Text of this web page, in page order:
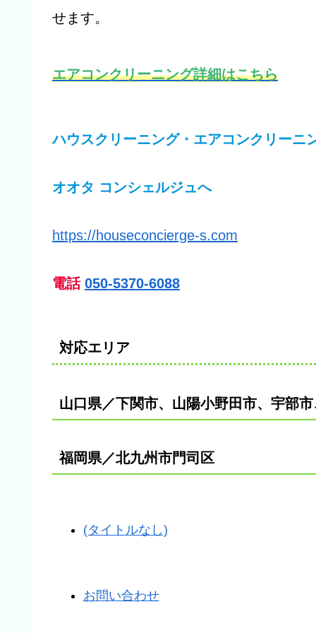
せます。
エアコンクリーニング詳細はこちら
ハウスクリーニング・エアコンクリーニ
オオタ コンシェルジュへ
https://houseconcierge-s.com
電話 050-5370-6088
対応エリア
山口県／下関市、山陽小野田市、宇部
福岡県／北九州市門司区
(タイトルなし)
お問い合わせ